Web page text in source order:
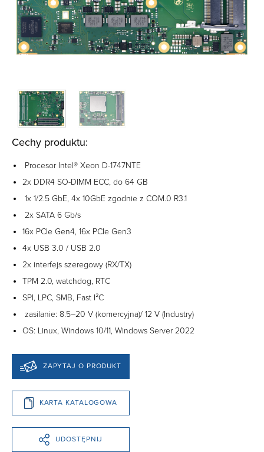
Cechy produktu:
Procesor Intel® Xeon D-1747NTE
2x DDR4 SO-DIMM ECC, do 64 GB
1x 1/2.5 GbE, 4x 10GbE zgodnie z COM.0 R3.1
2x SATA 6 Gb/s
16x PCIe Gen4, 16x PCIe Gen3
4x USB 3.0 / USB 2.0
2x interfejs szeregowy (RX/TX)
TPM 2.0, watchdog, RTC
SPI, LPC, SMB, Fast I²C
zasilanie: 8.5–20 V (komercyjna)/ 12 V (Industry)
OS: Linux, Windows 10/11, Windows Server 2022
ZAPYTAJ O PRODUKT
KARTA KATALOGOWA
UDOSTĘPNIJ